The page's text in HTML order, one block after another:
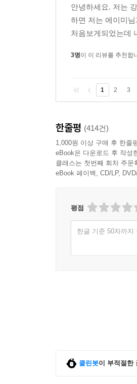
안녕하세요. 저는
하면 저는 에이미
처음보게되었는데
3명이 이 리뷰를 추천합
1 2 3
한줄평 (414건)
1,000원 이상 구매 후 한줄
eBook은 다운로드 후 작성
클래스는 첫번째 회차 주
eBook 페이백, CD/LP,
평점
한글 기준 50자까지
클린봇이 부적절한